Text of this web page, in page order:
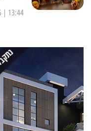
13:44 | 30/03/2025